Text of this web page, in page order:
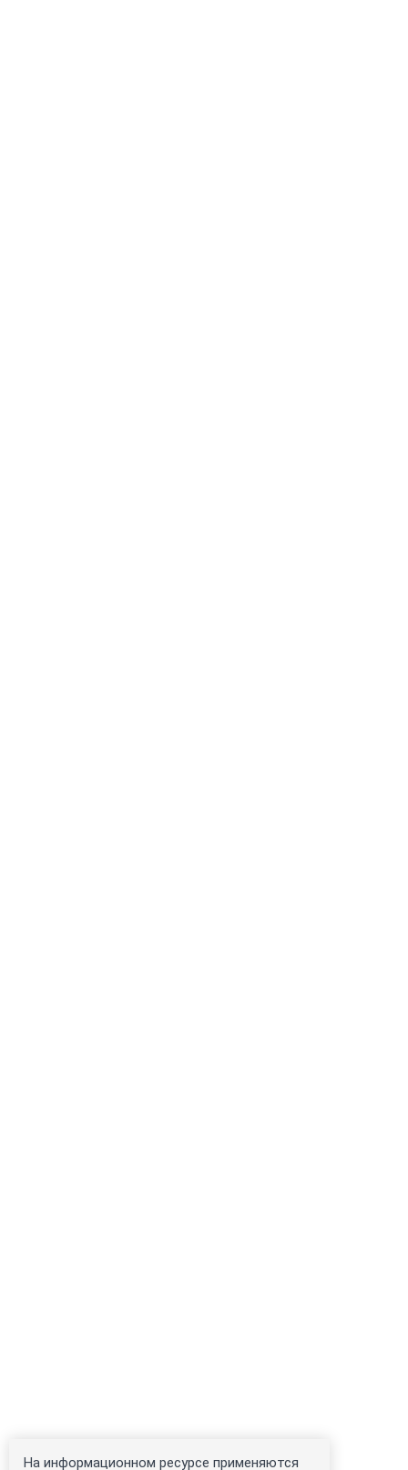
На информационном ресурсе применяются